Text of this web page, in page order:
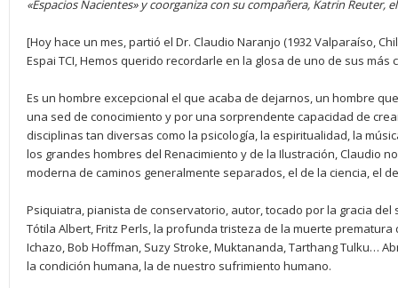
«Espacios Nacientes» y coorganiza con su compañera, Katrin Reuter,
[Hoy hace un mes, partió el Dr. Claudio Naranjo (1932 Valparaíso,
Espai TCI, Hemos querido recordarle en la glosa de uno de sus
Es un hombre excepcional el que acaba de dejarnos, un hombre
una sed de conocimiento y por una sorprendente capacidad de
disciplinas tan diversas como la psicología, la espiritualidad, la
los grandes hombres del Renacimiento y de la Ilustración, Claudio
moderna de caminos generalmente separados, el de la ciencia, el
Psiquiatra, pianista de conservatorio, autor, tocado por la gracia del
Tótila Albert, Fritz Perls, la profunda tristeza de la muerte prematura
Ichazo, Bob Hoffman, Suzy Stroke, Muktananda, Tarthang Tulku…
la condición humana, la de nuestro sufrimiento humano.